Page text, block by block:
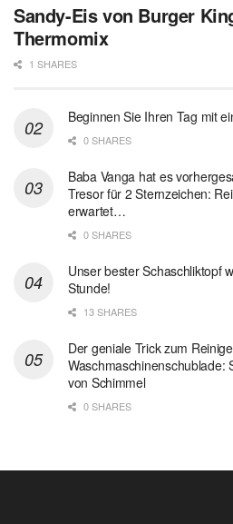
Sandy-Eis von Burger
Thermomix
1 SHARES
Beginnen Sie Ihren Tag mit
0 SHARES
Baba Vanga hat es
Tresor für 2 Sternzeichen:
erwartet…
0 SHARES
Unser bester Schaschliktopf
Stunde!
13 SHARES
Der geniale Trick zum
Waschmaschinenschublade:
von Schimmel
0 SHARES